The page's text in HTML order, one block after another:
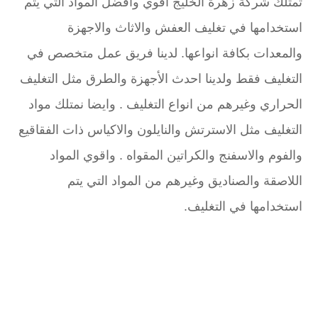
استخدامها في تغليف العفش والاثاث والاجهزة
والمعدات بكافة انواعها. لدينا فريق عمل متخصص في
التغليف فقط ولدينا احدث الأجهزة والطرق مثل التغليف
الحراري وغيرهم من انواع التغليف . وايضا نمتلك مواد
التغليف مثل الاسترتش والنايلون والاكياس ذات الفقاقيع
والفوم والاسفنج والكراتين المقواه . واقوي المواد
اللاصقة والصناديق وغيرهم من المواد التي يتم
استخدامها في التغليف.